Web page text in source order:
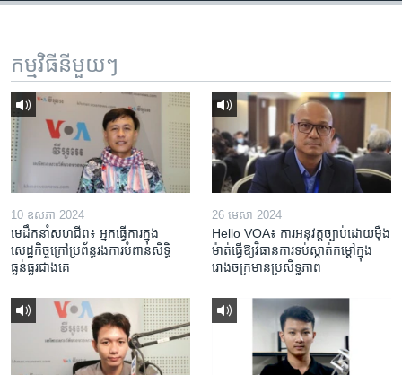
កម្មវិធី​នីមួយៗ
10 ឧសភា 2024
មេដឹកនាំសហជីព៖ អ្នកធ្វើការក្នុង
សេដ្ឋកិច្ចក្រៅប្រព័ន្ធរងការបំពានសិទ្ធិ
ធ្ងន់ធ្ងរជាងគេ
26 មេសា 2024
Hello VOA៖ ការអនុវត្ត​ច្បាប់​ដោយ​ម៉ឺង
ម៉ាត់​ធ្វើ​ឱ្យ​វិធានការ​ទប់ស្កាត់​កម្តៅ​ក្នុង​
រោងចក្រ​មាន​ប្រសិទ្ធភាព​​